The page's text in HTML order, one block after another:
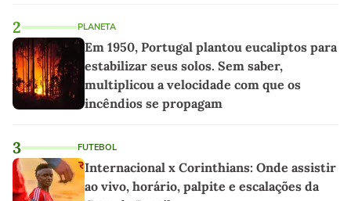
2 PLANETA
Em 1950, Portugal plantou eucaliptos para
estabilizar seus solos. Sem saber,
multiplicou a velocidade com que os
incêndios se propagam
3 FUTEBOL
Internacional x Corinthians: Onde assistir
ao vivo, horário, palpite e escalações da